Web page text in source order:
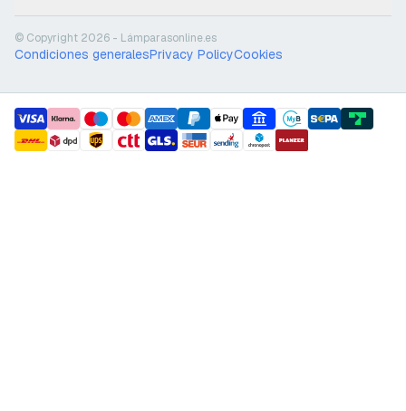
© Copyright 2026 - Lámparasonline.es
Condiciones generalesPrivacy PolicyCookies
payment methods
shipment methods